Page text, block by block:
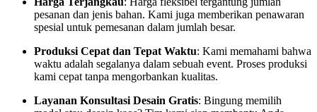
pesanan dan jenis bahan. Kami juga memberikan penawaran
spesial untuk pemesanan dalam jumlah besar.
Produksi Cepat dan Tepat Waktu: Kami memahami bahwa
waktu adalah segalanya dalam sebuah event. Proses produksi
kami cepat tanpa mengorbankan kualitas.
Layanan Konsultasi Desain Gratis: Bingung memilih